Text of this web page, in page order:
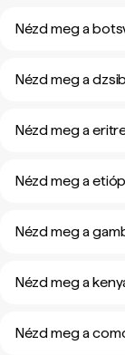
Nézd meg a
Nézd meg a
Nézd meg a
Nézd meg a
Nézd meg a
Nézd meg a
Nézd meg a